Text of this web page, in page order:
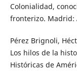
Colonialidad,
fronterizo. Madrid:
Pérez Brignoli,
Los hilos de la
Históricas de